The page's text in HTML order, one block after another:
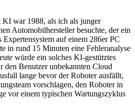
KI war 1988, als ich als junger
Auto­mo­bil­her­steller besuchte, der ein
auf einem 286er PC
in rund 15 Minuten eine Fehleranalyse
würde ein solches KI-gestütztes
den Benutzer unbekannten Cloud
lange bevor der Roboter ausfällt,
vorschlagen, den Roboter in
vor einem typischen War­tungs­zy­klus